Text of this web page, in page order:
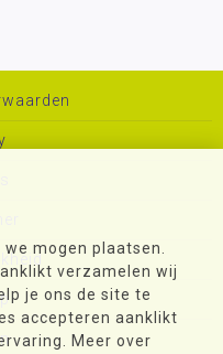
mogen plaatsen.
verzamelen wij
je ons de site te
accepteren aanklikt
Meer over